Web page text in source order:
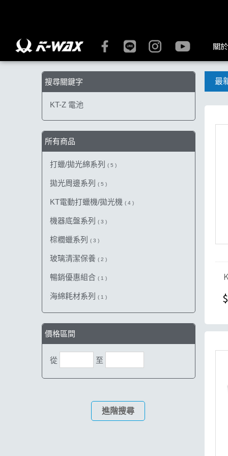
關
搜尋關鍵字
KT-Z 電池
所有商品
打蠟/拋光綿系列 ( 5 )
拋光周邊系列 ( 5 )
KT電動打蠟機/拋光機 ( 4 )
機器底盤系列 ( 3 )
棕櫚蠟系列 ( 3 )
玻璃清潔保養 ( 2 )
暢銷優惠組合 ( 1 )
海綿耗材系列 ( 1 )
價格區間
從 至
進階搜尋
最